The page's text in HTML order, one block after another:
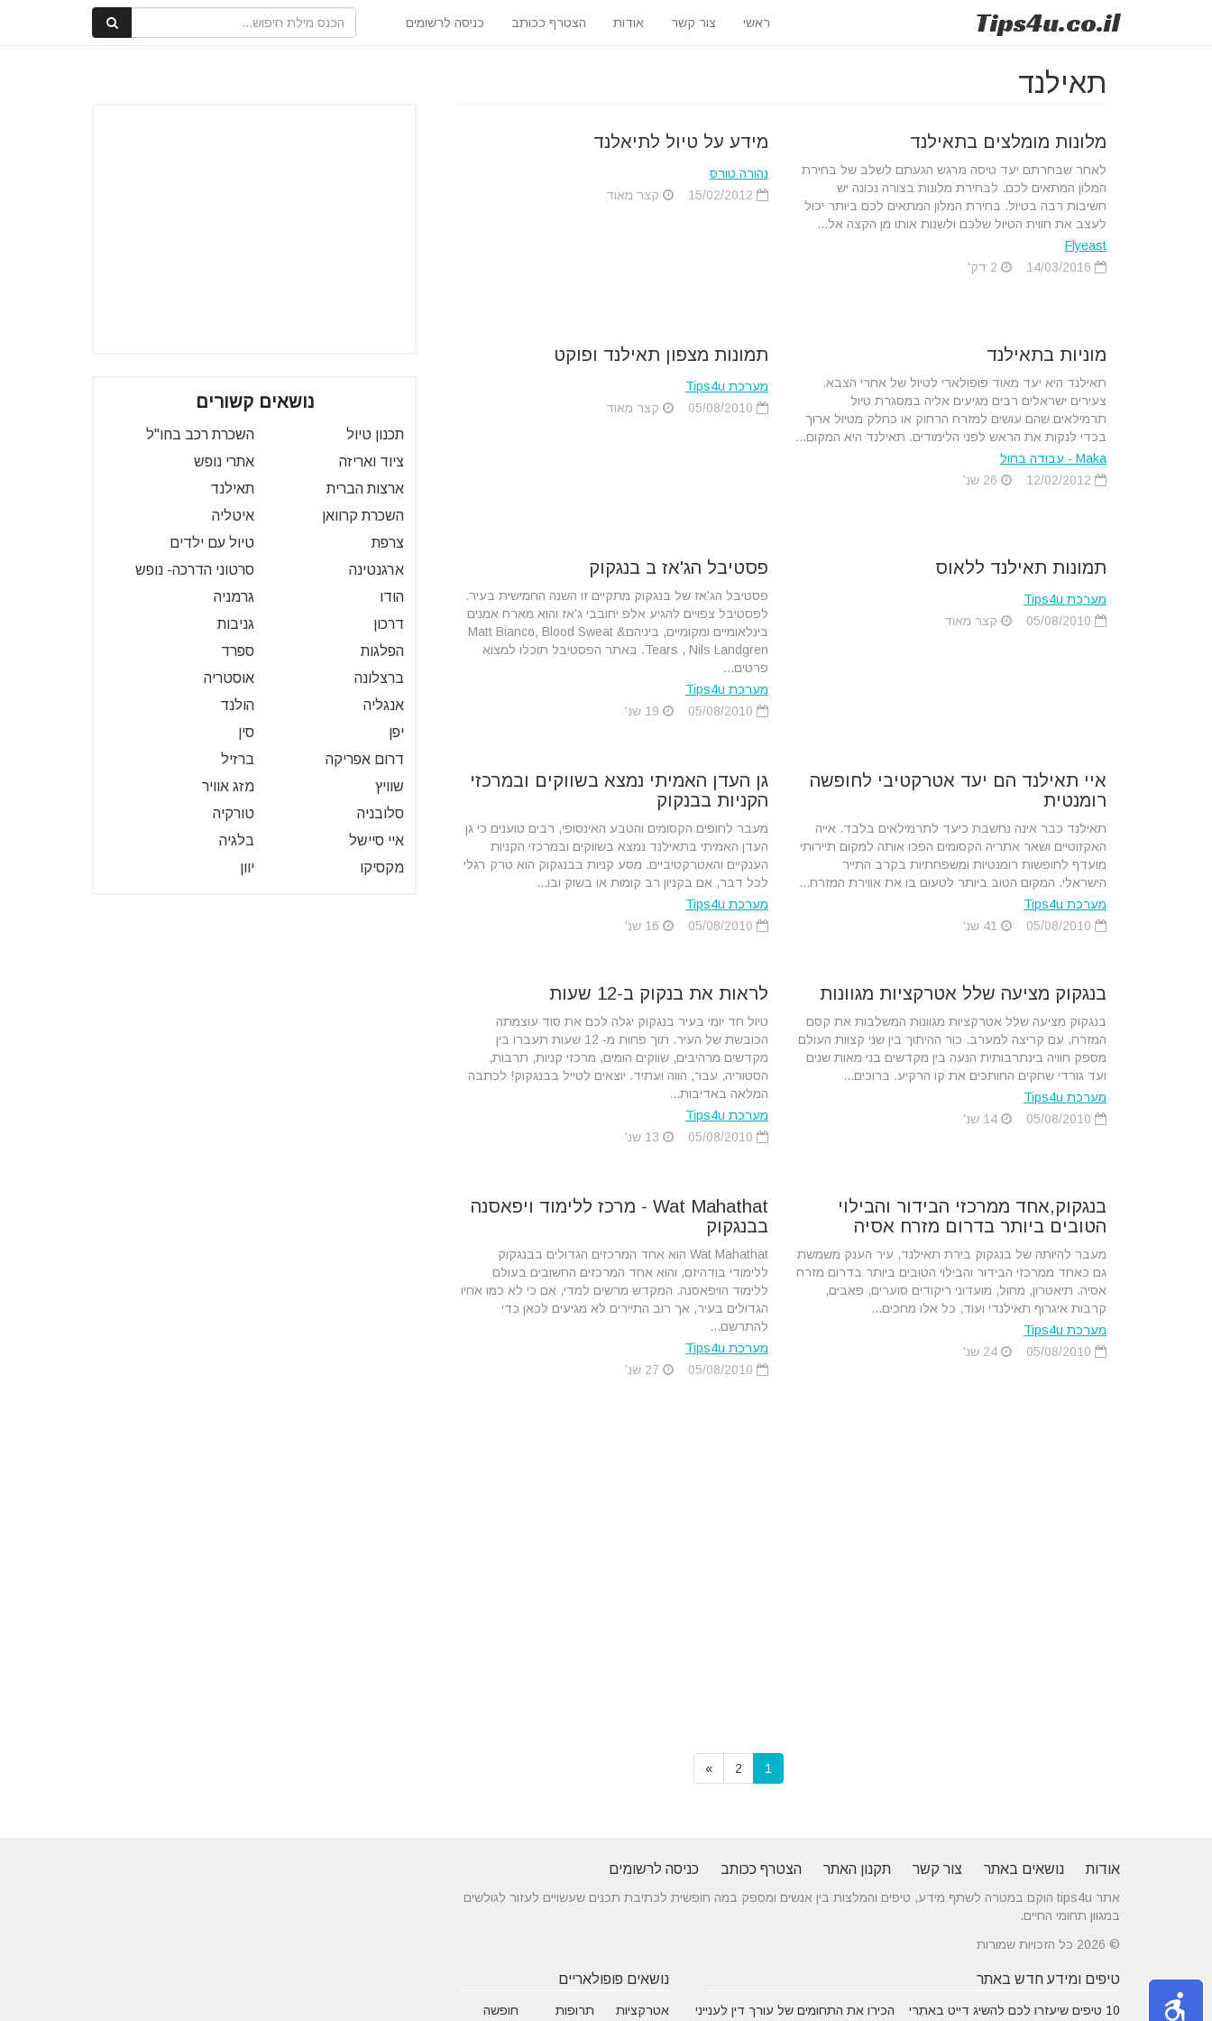
Tips4u.co.il ראשי צור קשר אודות הצטרף ככותב כניסה לרשומים
תאילנד
מלונות מומלצים בתאילנד
לאחר שבחרתם יעד טיסה מרגש הגעתם לשלב של בחירת
המלון המתאים לכם. לבחירת מלונות בצורה נכונה יש
חשיבות רבה בטיול. בחירת המלון המתאים לכם ביותר יכול
לעצב את חווית הטיול שלכם ולשנות אותו מן הקצה אל...
Flyeast
מידע על טיול לתיאלנד
נהורה טורס
קצר מאוד
מוניות בתאילנד
תאילנד היא יעד מאוד פופולארי לטיול של אחרי הצבא.
צעירים ישראלים רבים מגיעים אליה במסגרת טיול
תרמילאים שהם עושים למזרח הרחוק או כחלק מטיול ארוך
בכדי לנקות את הראש לפני הלימודים. תאילנד היא המקום...
Maka - עבודה בחול
תמונות מצפון תאילנד ופוקט
מערכת Tips4u
קצר מאוד
תמונות תאילנד ללאוס
מערכת Tips4u
קצר מאוד
פסטיבל הג'אז ב בנגקוק
פסטיבל הג'אז של בנגקוק מתקיים זו השנה החמישית בעיר.
לפסטיבל צפויים להגיע אלפ יחובבי ג'אז והוא מארח אמנים
בינלאומיים ומקומיים, ביניהםMatt Bianco, Blood Sweat &
Tears , Nils Landgren. באתר הפסטיבל תוכלו למצוא
פרטים...
מערכת Tips4u
איי תאילנד הם יעד אטרקטיבי לחופשה
רומנטית
תאילנד כבר אינה נחשבת כיעד לתרמילאים בלבד. אייה
האקזוטיים ושאר אתריה הקסומים הפכו אותה למקום תיירותי
מועדף לחופשות רומנטיות ומשפחתיות בקרב התייר
הישראלי. המקום הטוב ביותר לטעום בו את אווירת המזרח...
מערכת Tips4u
גן העדן האמיתי נמצא בשווקים ובמרכזי
הקניות בבנקוק
מעבר לחופים הקסומים והטבע האינסופי, רבים טוענים כי גן
העדן האמיתי בתאילנד נמצא בשווקים ובמרכזי הקניות
הענקיים והאטרקטיביים. מסע קניות בבנגקוק הוא טרק רגלי
לכל דבר, אם בקניון רב קומות או בשוק ובו...
מערכת Tips4u
בנגקוק מציעה שלל אטרקציות מגוונות
בנגקוק מציעה שלל אטרקציות מגוונות המשלבות את קסם
המזרח, עם קריצה למערב. כור ההיתוך בין שני קצוות העולם
מספק חוויה בינתרבותית הנעה בין מקדשים בני מאות שנים
ועד גורדי שחקים החותכים את קו הרקיע. ברוכים...
מערכת Tips4u
לראות את בנקוק ב-12 שעות
טיול חד יומי בעיר בנגקוק יגלה לכם את סוד עוצמתה
הכובשת של העיר. תוך פחות מ- 12 שעות תעברו בין
מקדשים מרהיבים, שווקים הומים, מרכזי קניות, תרבות,
הסטוריה, עבר, הווה ועתיד. יוצאים לטייל בבנגקוק! לכתבה
המלאה באדיבות...
מערכת Tips4u
בנגקוק,אחד ממרכזי הבידור והבילוי
הטובים ביותר בדרום מזרח אסיה
מעבר להיותה של בנגקוק בירת תאילנד, עיר הענק משמשת
גם כאחד ממרכזי הבידור והבילוי הטובים ביותר בדרום מזרח
אסיה. תיאטרון, מחול, מועדוני ריקודים סוערים, פאבים,
קרבות איגרוף תאילנדי ועוד, כל אלו מחכים...
מערכת Tips4u
Wat Mahathat - מרכז ללימוד ויפאסנה
בבנגקוק
Wat Mahathat הוא אחד המרכזים הגדולים בבנגקוק
ללימודי בודהיזם, והוא אחד המרכזים החשובים בעולם
ללימוד הויפאסנה. המקדש מרשים למדי, אם כי לא כמו אחיו
הגדולים בעיר, אך רוב התיירים לא מגיעים לכאן כדי
להתרשם...
מערכת Tips4u
נושאים קשורים
תכנון טיול
השכרת רכב בחו"ל
ציוד ואריזה
אתרי נופש
ארצות הברית
תאילנד
השכרת קרוואן
איטליה
צרפת
טיול עם ילדים
ארגנטינה
סרטוני הדרכה- נופש
הודו
גרמניה
דרכון
גניבות
הפלגות
ספרד
ברצלונה
אוסטריה
אנגליה
הולנד
יפן
סין
דרום אפריקה
ברזיל
שוויץ
מזג אוויר
סלובניה
טורקיה
איי סיישל
בלגיה
מקסיקו
יוון
1
2
»
אודות נושאים באתר צור קשר תקנון האתר הצטרף ככותב כניסה לרשומים
אתר tips4u הוקם במטרה לשתף מידע, טיפים והמלצות בין אנשים ומספק במה חופשית לכתיבת תכנים שעשויים לעזור לגולשים
במגוון תחומי החיים.
© 2026 כל הזכויות שמורות
טיפים ומידע חדש באתר
10 טיפים שיעזרו לכם להשיג דייט באתרי
הכירו את התחומים של עורך דין לענייני
נושאים פופולאריים
אטרקציות
תרופות
חופשה